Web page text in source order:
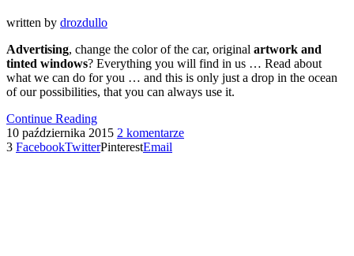
written by drozdullo
Advertising, change the color of the car, original artwork and
tinted windows? Everything you will find in us … Read about
what we can do for you … and this is only just a drop in the ocean
of our possibilities, that you can always use it.
Continue Reading
10 października 2015 2 komentarze
3 FacebookTwitterPinterestEmail